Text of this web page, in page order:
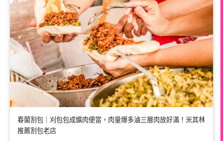
春蘭割包｜刈包包成爌肉便當，肉量爆多滷三層肉放好滿！米其林
推薦割包老店